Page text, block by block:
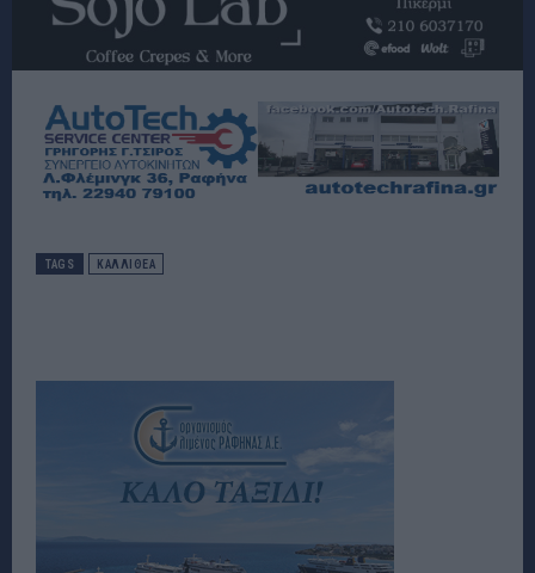
TAGS ΚΑΛΛΙΘΕΑ